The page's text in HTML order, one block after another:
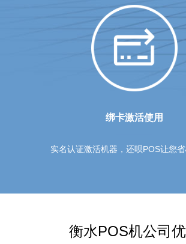
绑卡激活使用
实名认证激活机器，还呗POS让您
衡水POS机公司